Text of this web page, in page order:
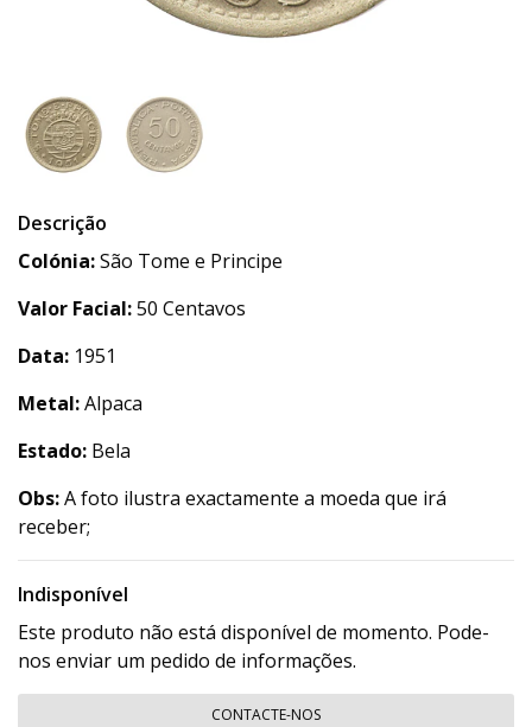
Descrição
Colónia:São Tome e Principe
Valor Facial:50 Centavos
Data: 1951
Metal:Alpaca
Estado: Bela
Obs:A foto ilustra exactamente a moeda que irá
receber;
Indisponível
Este produto não está disponível de momento. Pode-
nos enviar um pedido de informações.
CONTACTE-NOS